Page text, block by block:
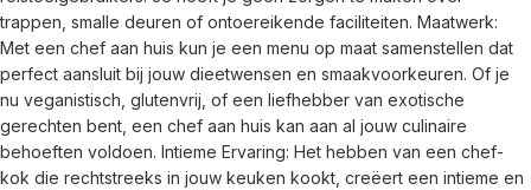
trappen, smalle deuren of ontoereikende faciliteiten. Maatwerk:
Met een chef aan huis kun je een menu op maat samenstellen dat
perfect aansluit bij jouw dieetwensen en smaakvoorkeuren. Of je
nu veganistisch, glutenvrij, of een liefhebber van exotische
gerechten bent, een chef aan huis kan aan al jouw culinaire
behoeften voldoen. Intieme Ervaring: Het hebben van een chef-
kok die rechtstreeks in jouw keuken kookt, creëert een intieme en